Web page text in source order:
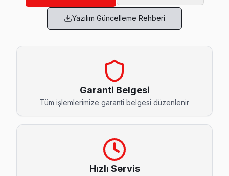
Ambarlı Arçelik Servis
Ambarlı mahallesi Arçelik TV teknisyeniniz ortalama 90
Cihangir Arçelik Servis
Cihangir sakinlerine özel: Arçelik TV tamirinde parça
Avcılar TV Servis Merkezi →
Denizköşkler Arçelik Servis
Arçelik Servis Merkezi →
Firuzköy Arçelik Servis
Yazılım Güncelleme Rehberi
Garanti Belgesi
Tüm işlemlerimize garanti belgesi düzenlenir
Hızlı Servis